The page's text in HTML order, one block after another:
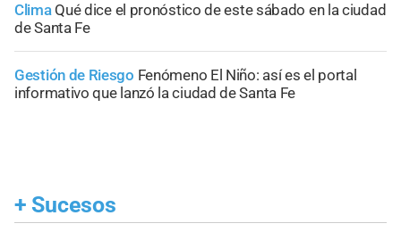
Clima Qué dice el pronóstico de este sábado en la ciudad
de Santa Fe
Gestión de Riesgo Fenómeno El Niño: así es el portal
informativo que lanzó la ciudad de Santa Fe
+ Sucesos